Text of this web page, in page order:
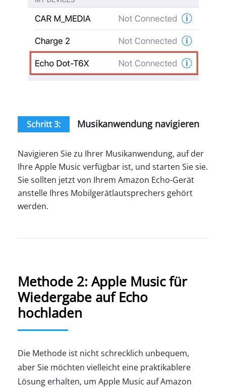
Schritt 3: Musikanwendung navigieren
Navigieren Sie zu Ihrer Musikanwendung, auf der
Ihre Apple Music verfügbar ist, und starten Sie sie.
Sie sollten jetzt von Ihrem Amazon Echo-Gerät
anstelle Ihres Mobilgerätlautsprechers gehört
werden.
Methode 2: Apple Music für
Wiedergabe auf Echo
hochladen
Die Methode ist nicht schrecklich unbequem,
aber Sie möchten vielleicht eine praktikablere
Lösung erhalten, um Apple Music auf Amazon